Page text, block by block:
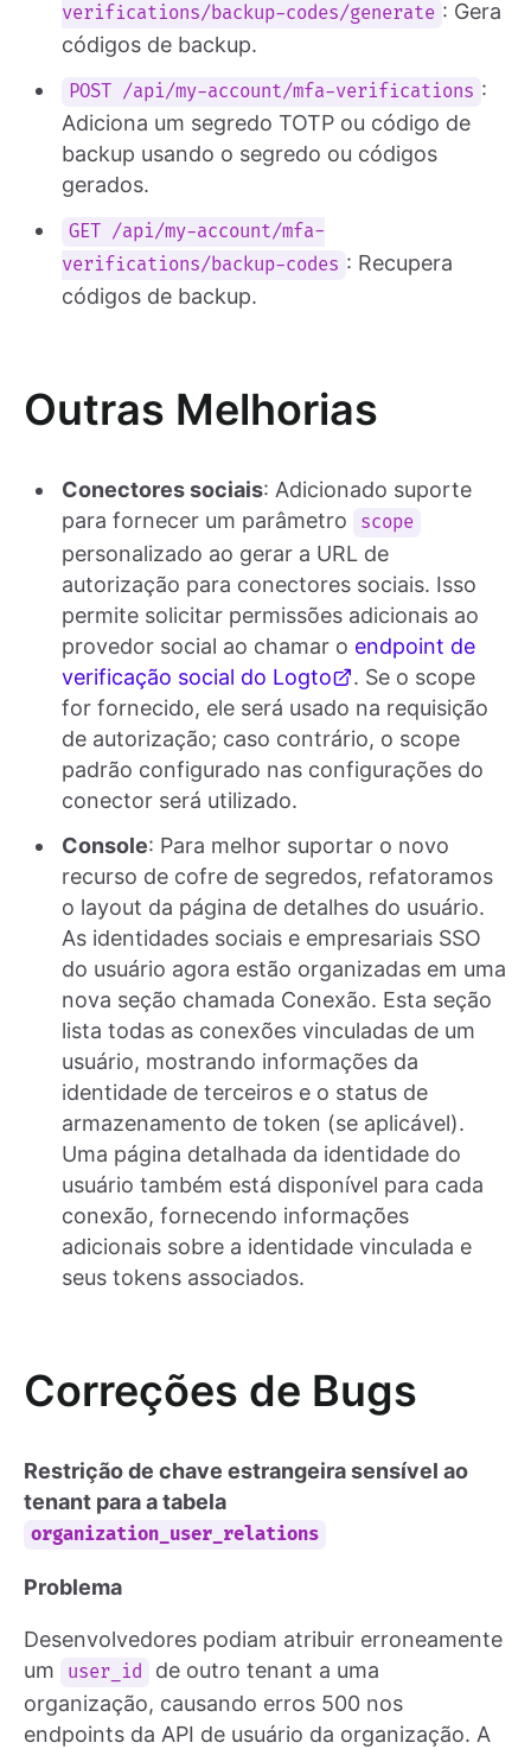
verifications/backup-codes/generate : Gera
códigos de backup.
POST /api/my-account/mfa-verifications :
Adiciona um segredo TOTP ou código de
backup usando o segredo ou códigos
gerados.
GET /api/my-account/mfa-
verifications/backup-codes : Recupera
códigos de backup.
Outras Melhorias
Conectores sociais: Adicionado suporte
para fornecer um parâmetro
scope
personalizado ao gerar a URL de
autorização para conectores sociais. Isso
permite solicitar permissões adicionais ao
provedor social ao chamar o endpoint de
verificação social do Logto
. Se o scope
for fornecido, ele será usado na requisição
de autorização; caso contrário, o scope
padrão configurado nas configurações do
conector será utilizado.
Console: Para melhor suportar o novo
recurso de cofre de segredos, refatoramos
o layout da página de detalhes do usuário.
As identidades sociais e empresariais SSO
do usuário agora estão organizadas em uma
nova seção chamada Conexão. Esta seção
lista todas as conexões vinculadas de um
usuário, mostrando informações da
identidade de terceiros e o status de
armazenamento de token (se aplicável).
Uma página detalhada da identidade do
usuário também está disponível para cada
conexão, fornecendo informações
adicionais sobre a identidade vinculada e
seus tokens associados.
Correções de Bugs
Restrição de chave estrangeira sensível ao
tenant para a tabela
organization_user_relations
Problema
Desenvolvedores podiam atribuir erroneamente
um
user_id
de outro tenant a uma
organização, causando erros 500 nos
endpoints da API de usuário da organização. A